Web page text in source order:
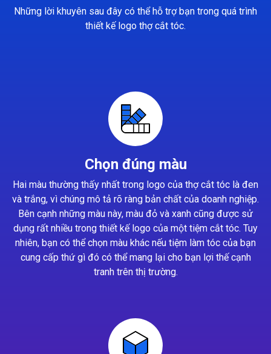
Những lời khuyên sau đây có thể hỗ trợ bạn trong quá trình
thiết kế logo thợ cắt tóc.
Chọn đúng màu
Hai màu thường thấy nhất trong logo của thợ cắt tóc là đen
và trắng, vì chúng mô tả rõ ràng bản chất của doanh nghiệp.
Bên cạnh những màu này, màu đỏ và xanh cũng được sử
dụng rất nhiều trong thiết kế logo của một tiệm cắt tóc. Tuy
nhiên, bạn có thể chọn màu khác nếu tiệm làm tóc của bạn
cung cấp thứ gì đó có thể mang lại cho bạn lợi thế cạnh
tranh trên thị trường.